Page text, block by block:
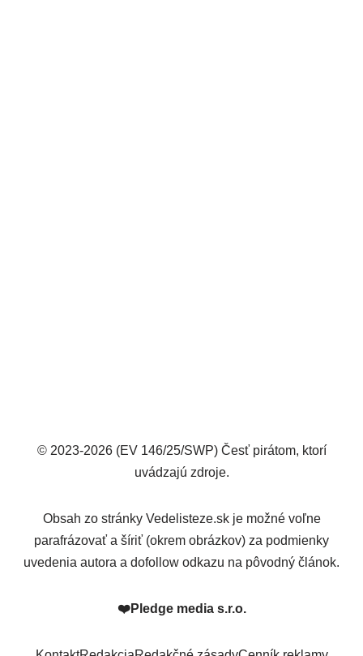
© 2023-2026 (EV 146/25/SWP) Česť pirátom, ktorí
uvádzajú zdroje.
Obsah zo stránky Vedelisteze.sk je možné voľne
parafrázovať a šíriť (okrem obrázkov) za podmienky
uvedenia autora a dofollow odkazu na pôvodný článok.
❤️Pledge media s.r.o.